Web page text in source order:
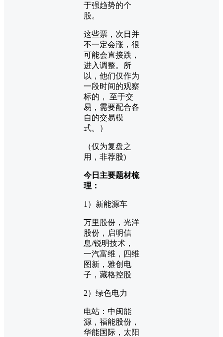
于强趋势的个
股。
这些票，次日并
不一定会涨，很
可能会直接跌，
进入调整。所
以，他们仅作为
一段时间的观察
标的， 至于交
易，需要配合各
自的交易模
式。）
（仅为复盘之
用，非荐股)
今日主要题材梳
理：
1）新能源车
万里股份，光洋
股份，启明信
息/锐明技术，
一汽富维，四维
图新，雅创电
子，藏格控股
2）绿色电力
电站：中闽能
源，福能股份，
华能国际，太阳